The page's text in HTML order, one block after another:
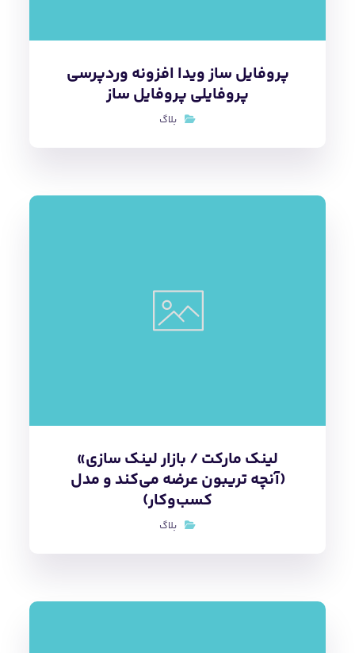
پروفایل ساز ویدا افزونه وردپرسی
پروفایلی پروفایل ساز
بلاگ
لینک مارکت / بازار لینک سازی»
(آنچه تریبون عرضه می‌کند و مدل
کسب‌و‌کار)
بلاگ